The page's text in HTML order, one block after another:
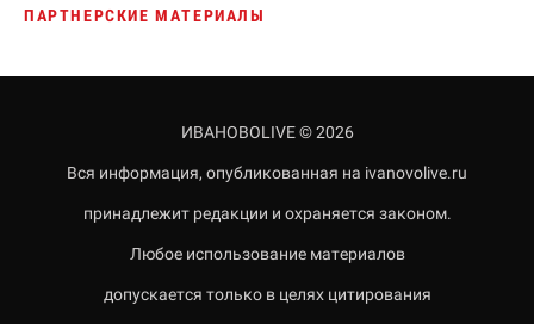
ПАРТНЕРСКИЕ МАТЕРИАЛЫ
ИВАНОВОLIVE © 2026
Вся информация, опубликованная на ivanovolive.ru
принадлежит редакции и охраняется законом.
Любое использование материалов
допускается только в целях цитирования